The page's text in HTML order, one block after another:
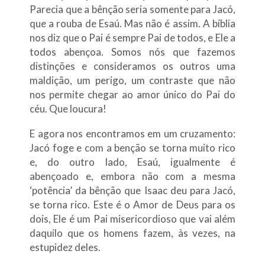
Parecia que a bênção seria somente para Jacó,
que a rouba de Esaú. Mas não é assim. A bíblia
nos diz que o Pai é sempre Pai de todos, e Ele a
todos abençoa. Somos nós que fazemos
distinções e consideramos os outros uma
maldição, um perigo, um contraste que não
nos permite chegar ao amor único do Pai do
céu. Que loucura!
E agora nos encontramos em um cruzamento:
Jacó foge e com a benção se torna muito rico
e, do outro lado, Esaú, igualmente é
abençoado e, embora não com a mesma
‘potência’ da bênção que Isaac deu para Jacó,
se torna rico. Este é o Amor de Deus para os
dois, Ele é um Pai misericordioso que vai além
daquilo que os homens fazem, às vezes, na
estupidez deles.